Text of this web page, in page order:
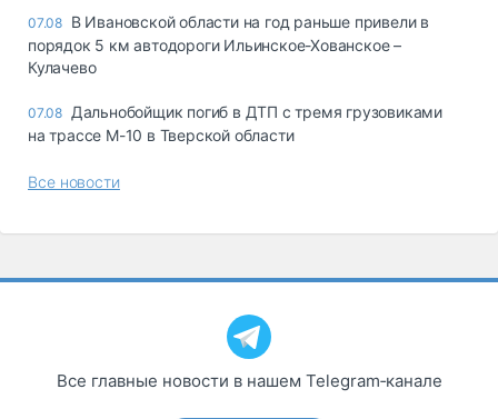
07.08 В Ивановской области на год раньше привели в
порядок 5 км автодороги Ильинское-Хованское –
Кулачево
07.08 Дальнобойщик погиб в ДТП с тремя грузовиками
на трассе М-10 в Тверской области
Все новости
Все главные новости в нашем Telegram‑канале